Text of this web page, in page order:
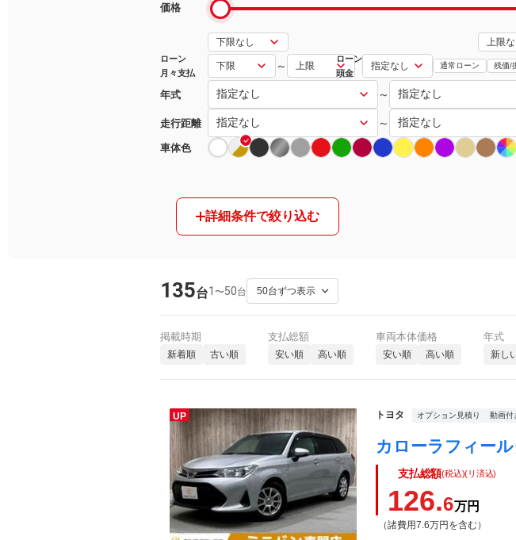
価格
ローン
月々支払
～
ローン
頭金
通常ローン 残価/
年式 ～
走行距離 ～
車体色
詳細条件で絞り込む
135台1 〜50台
掲載時期
新着順 古い順
支払総額
安い順 高い順
車両本体価格
安い順 高い順
年式
新し
UP トヨタ オプション見積り 動画付
支払総額(税込)(リ済込)
126.6万円
（諸費用7.6万円を含む）